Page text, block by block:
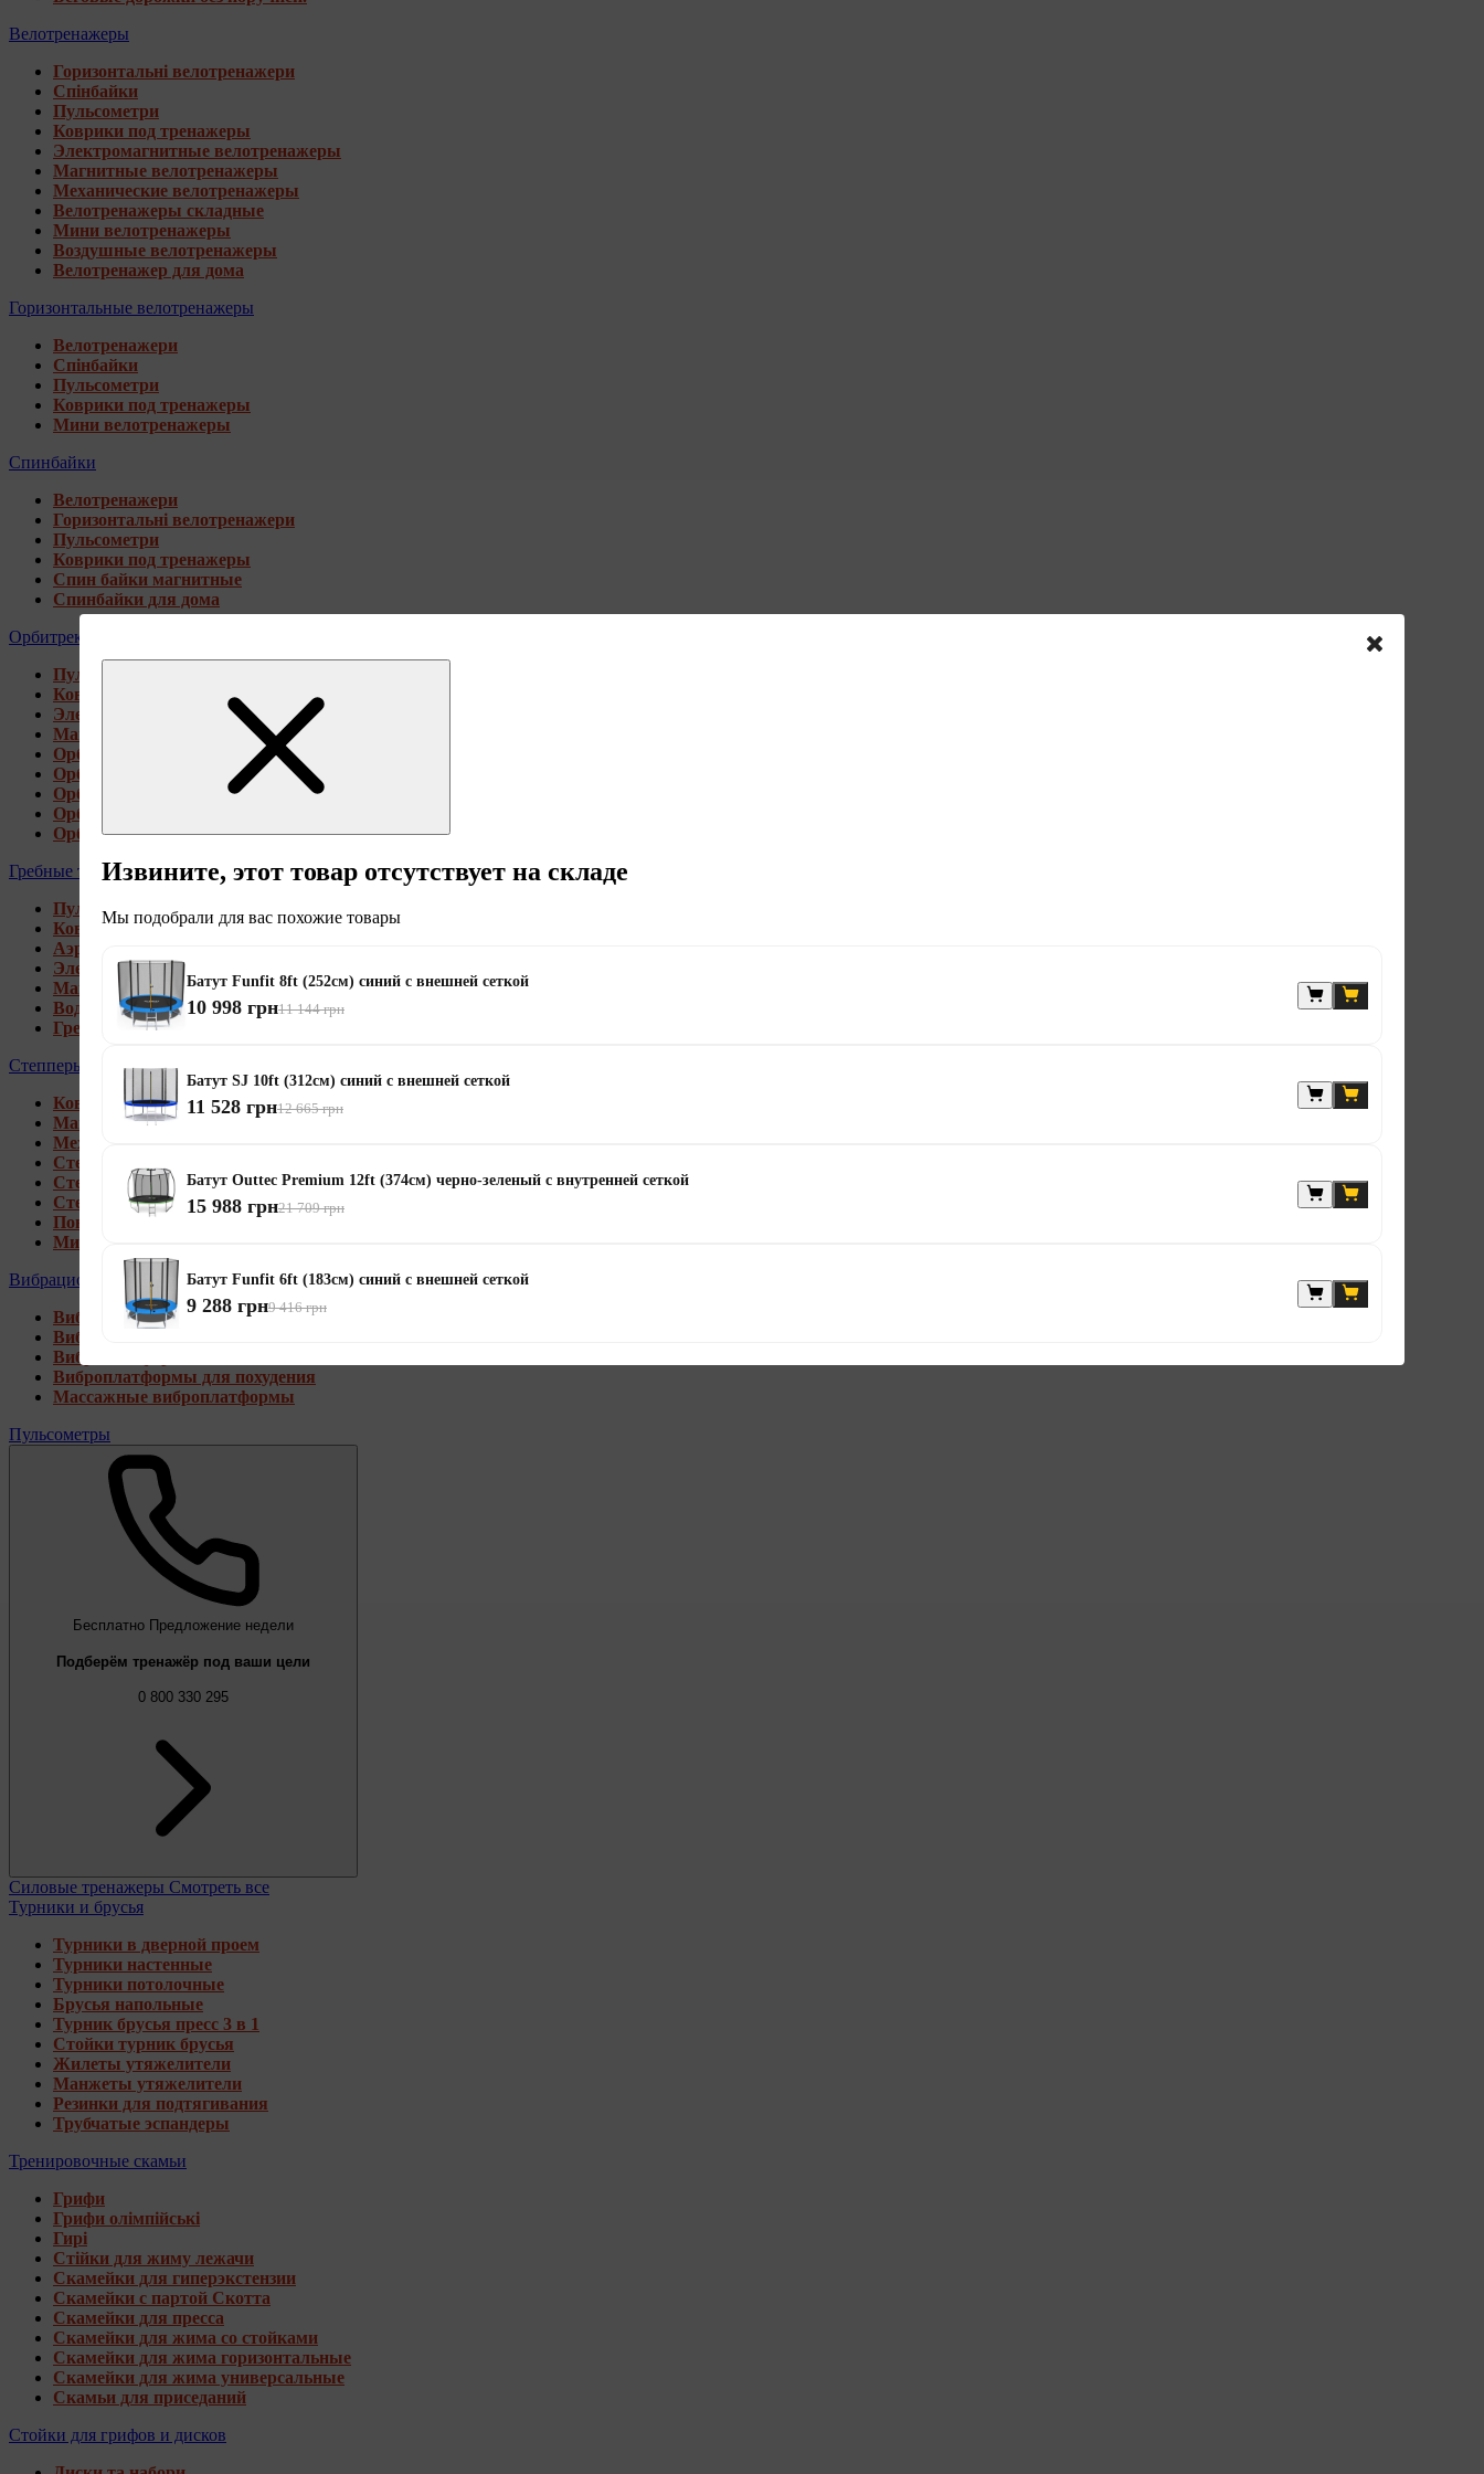
Велотренажеры
Горизонтальні велотренажери
Спінбайки
Пульсометри
Коврики под тренажеры
Электромагнитные велотренажеры
Магнитные велотренажеры
Механические велотренажеры
Велотренажеры складные
Мини велотренажеры
Воздушные велотренажеры
Велотренажер для дома
Горизонтальные велотренажеры
Велотренажери
Спінбайки
Пульсометри
Коврики под тренажеры
Мини велотренажеры
Спинбайки
Велотренажери
Горизонтальні велотренажери
Пульсометри
Коврики под тренажеры
Спин байки магнитные
Спинбайки для дома
Орбитреки
Пульсометри
Коврики под тренажеры
Электромагнитные орбитреки
Магнитные орбитреки
Орбитреки переднеприводные
Орбитреки заднеприводные
Орбитреки для высоких пользователей
Орбитреки генераторные
Орбитреки для дома
Гребные тренажеры
Пульсометри
Коврики под тренажеры
Аэромагнитные гребные тренажеры
Электромагнитные гребные тренажеры
Магнитные гребные тренажеры
Водные гребные тренажеры
Гребные тренажеры для дома
Степперы
Коврики под тренажеры
Магнитные степперы
Механические степперы
Степперы со стойкой
Степперы с эспандерами
Степперы с рукоятками
Поворотные степперы
Мини степперы
Вибрационные платформы
Виброплатформы для дома
Виброплатформы 4D
Виброплатформы 3D
Виброплатформы для похудения
Массажные виброплатформы
Пульсометры
Бесплатно Предложение недели
Подберём тренажёр под ваши цели
0 800 330 295
Силовые тренажеры Смотреть все
Турники и брусья
Турники в дверной проем
Турники настенные
Турники потолочные
Брусья напольные
Турник брусья пресс 3 в 1
Стойки турник брусья
Жилеты утяжелители
Манжеты утяжелители
Резинки для подтягивания
Трубчатые эспандеры
Тренировочные скамьи
Грифи
Грифи олімпійські
Гирі
Стійки для жиму лежачи
Скамейки для гиперэкстензии
Скамейки с партой Скотта
Скамейки для пресса
Скамейки для жима со стойками
Скамейки для жима горизонтальные
Скамейки для жима универсальные
Скамьи для приседаний
Стойки для грифов и дисков
Извините, этот товар отсутствует на складе
Мы подобрали для вас похожие товары
Батут Funfit 8ft (252см) синий с внешней сеткой
10 998 грн11 144 грн
Батут SJ 10ft (312см) синий с внешней сеткой
11 528 грн12 665 грн
Батут Outtec Premium 12ft (374см) черно-зеленый с внутренней сеткой
15 988 грн21 709 грн
Батут Funfit 6ft (183см) синий с внешней сеткой
9 288 грн9 416 грн